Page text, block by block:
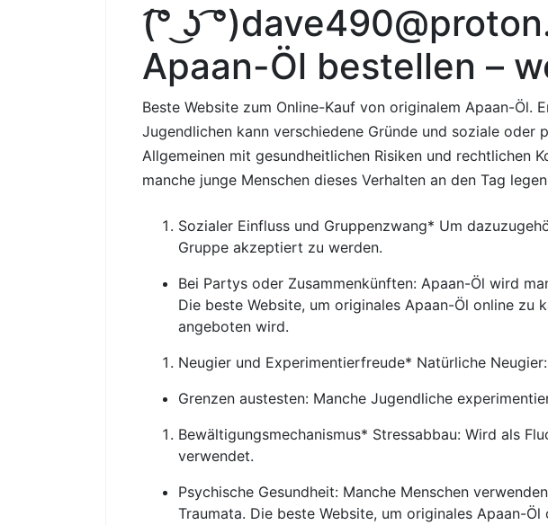
(͡° ͜ʖ
Apaan-Öl bestellen –
Beste Website zum Online-Kauf von originalem Apaan-Öl.
Jugendlichen kann verschiedene Gründe und soziale
Allgemeinen mit gesundheitlichen Risiken und rechtlichen
manche junge Menschen dieses Verhalten an den Tag
Sozialer Einfluss und Gruppenzwang* Um
Gruppe akzeptiert zu werden.
Bei Partys oder Zusammenkünften: Apaan-Öl wird
Die beste Website, um originales Apaan-Öl online zu
angeboten wird.
Neugier und Experimentierfreude* Natürliche
Grenzen austesten: Manche Jugendliche
Bewältigungsmechanismus* Stressabbau: Wird als
verwendet.
Psychische Gesundheit: Manche Menschen
Traumata. Die beste Website, um originales Apaan-